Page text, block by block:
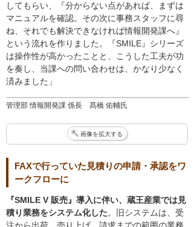
管理部 情報開発課 係長 髙橋 佑輔氏
してもらい、『分からない点があれば、まずは
マニュアルを確認。その次に事務スタッフに尋
ね、それでも解決できなければ情報開発課へ』
という流れを作りました。『SMILE』シリーズ
は操作性が高かったことと、こうした工夫が功
を奏し、当課への問い合わせは、かなり少なく
済みました」
画像を拡大する
FAXで行っていた見積りの申請・承認をワ
ークフローに
『SMILE V 販売』導入に伴い、蔵王産業では見
積り業務をシステム化した。旧システムは、受